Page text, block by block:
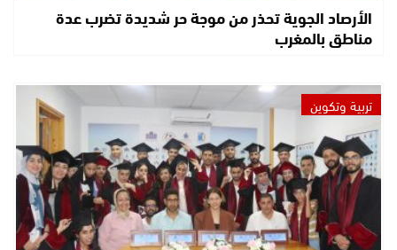
الأرصاد الجوية تحذر من موجة حر شديدة تضرب عدة
مناطق بالمغرب
تربية وتكوين